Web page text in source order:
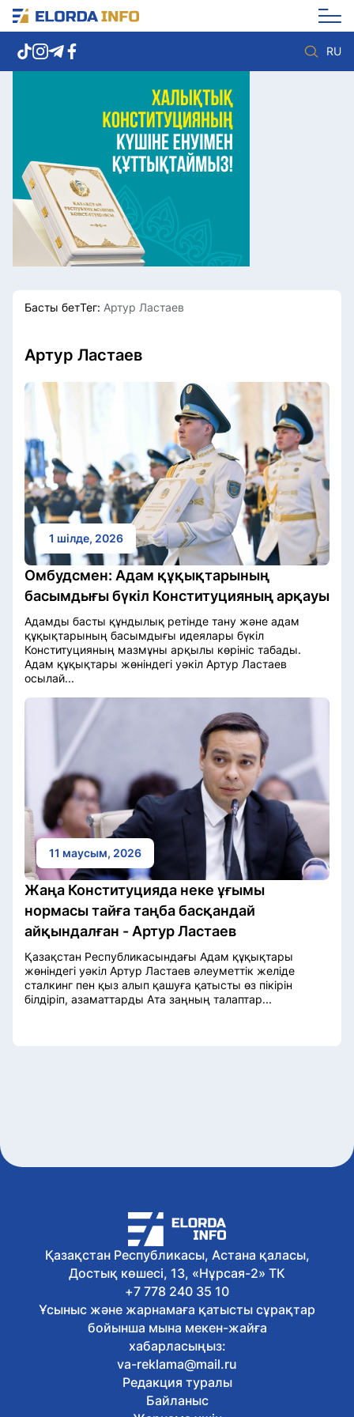
RU
Елорда жаңалықтары
Көзқарас
Саясат
Видео
Әлеумет
Экономика
Спорт
Мәдениет
Басты бетТег: Артур Ластаев
Артур Ластаев
1 шілде, 2026
Омбудсмен: Адам құқықтарының
басымдығы бүкіл Конституцияның арқауы
Адамды басты құндылық ретінде тану және адам
құқықтарының басымдығы идеялары бүкіл
Конституцияның мазмұны арқылы көрініс табады.
Адам құқықтары жөніндегі уәкіл Артур Ластаев
осылай...
11 маусым, 2026
Жаңа Конституцияда неке ұғымы
нормасы тайға таңба басқандай
айқындалған - Артур Ластаев
Қазақстан Республикасындағы Адам құқықтары
жөніндегі уәкіл Артур Ластаев әлеуметтік желіде
сталкинг пен қыз алып қашуға қатысты өз пікірін
білдіріп, азаматтарды Ата заңның талаптар...
Қазақстан Республикасы, Астана қаласы,
Достық көшесі, 13, «Нұрсая-2» ТК
+7 778 240 35 10
Ұсыныс және жарнамаға қатысты сұрақтар
бойынша мына мекен-жайға
хабарласыңыз:
va-reklama@mail.ru
Редакция туралы
Байланыс